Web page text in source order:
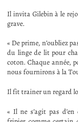
Il invita Gilebin à le
grave.
« De prime, n’oubliez
du linge de lit pour
coton. Chaque année,
nous fournirons à la
Il fit trainer un regard
« Il ne s’agit pas